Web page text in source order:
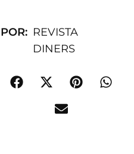
POR: REVISTA
DINERS